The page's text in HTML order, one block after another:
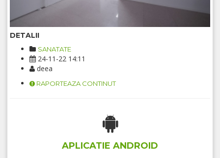
DETALII
SANATATE
24-11-22 14:11
deea
RAPORTEAZA CONTINUT
APLICATIE ANDROID